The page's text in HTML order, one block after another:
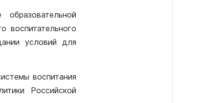
воспитательного
условий для
воспитания
Российской